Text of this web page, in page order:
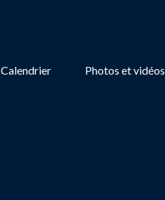
Calendrier Photos et vidéos